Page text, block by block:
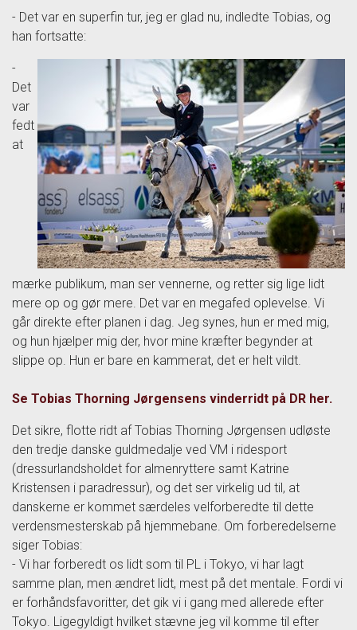
- Det var en superfin tur, jeg er glad nu, indledte Tobias, og
han fortsatte:
-
Det
var
fedt
at
mærke publikum, man ser vennerne, og retter sig lige lidt
mere op og gør mere. Det var en megafed oplevelse. Vi
går direkte efter planen i dag. Jeg synes, hun er med mig,
og hun hjælper mig der, hvor mine kræfter begynder at
slippe op. Hun er bare en kammerat, det er helt vildt.
Se Tobias Thorning Jørgensens vinderridt på DR her.
Det sikre, flotte ridt af Tobias Thorning Jørgensen udløste
den tredje danske guldmedalje ved VM i ridesport
(dressurlandsholdet for almenryttere samt Katrine
Kristensen i paradressur), og det ser virkelig ud til, at
danskerne er kommet særdeles velforberedte til dette
verdensmesterskab på hjemmebane. Om forberedelserne
siger Tobias:
- Vi har forberedt os lidt som til PL i Tokyo, vi har lagt
samme plan, men ændret lidt, mest på det mentale. Fordi vi
er forhåndsfavoritter, det gik vi i gang med allerede efter
Tokyo. Ligegyldigt hvilket stævne jeg vil komme til efter